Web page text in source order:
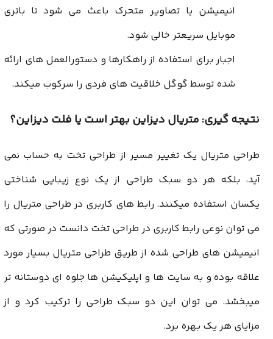
انیمیشن یا تصاویر متحرک باعث می شود تا باتری
موبایل سریعتر خالی شود.
اجبار برای استفاده از راهکارها و دستورالعمل های ارائه
شده توسط گوگل خلاقیت های فردی را سرکوب میکند.
نتیجه گیری: متریال دیزاین بهتر است یا فلت دیزاین؟
طراحی متریال یک تغییر مسیر از طراحی تخت به حساب نمی
آید، بلکه هر دو سبک طراحی از یک نوع زیبایی شناختی
یکسان استفاده میکنند. رابط های کاربری در طراحی متریال را
می توان نوعی رابط کاربری در طراحی تخت دانست در صورتی که
انیمیشن های طراحی شده از طریق طراحی متریال بسیار مورد
علاقه بوده و به سایت ها و اپلیکیشن ها جلوه ای دوستانه تر
میبخشد. می توان این دو سبک طراحی را ترکیب کرد و از
مزایای هر یک بهره برد.